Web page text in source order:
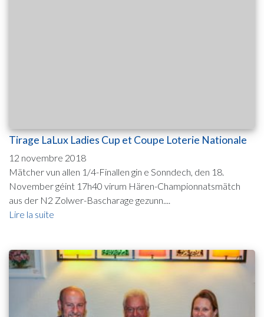
Tirage LaLux Ladies Cup et Coupe Loterie Nationale
12 novembre 2018
Mätcher vun allen 1/4-Finallen gin e Sonndech, den 18.
November géint 17h40 virum Hären-Championnatsmätch
aus der N2 Zolwer-Bascharage gezunn....
Lire la suite